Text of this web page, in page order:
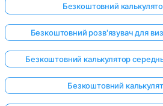
Безкоштовний
Безкоштовний розв'язувач для
Безкоштовний калькулятор
Безкоштовний